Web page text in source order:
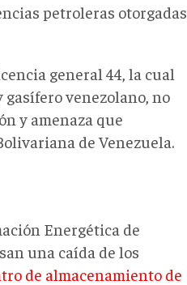
petroleras otorgadas
general 44, la cual
venezolano, no
y amenaza que
de Venezuela.
Energética de
una caída de los
de almacenamiento de